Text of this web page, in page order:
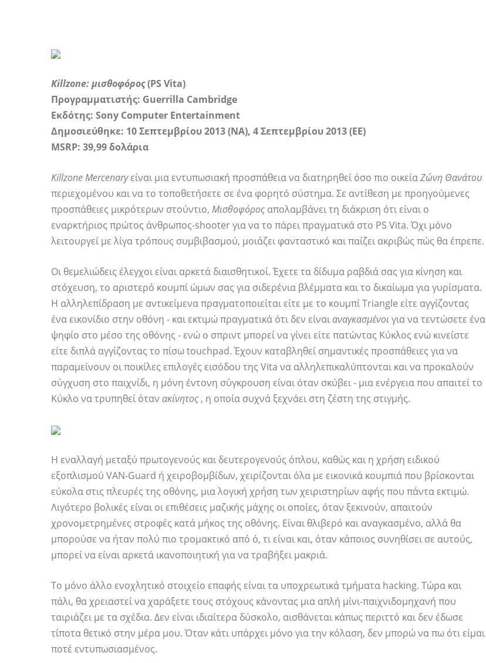
Killzone: μισθοφόρος(PS Vita)
Προγραμματιστής: Guerrilla Cambridge
Εκδότης: Sony Computer Entertainment
Δημοσιεύθηκε: 10 Σεπτεμβρίου 2013 (NA), 4 Σεπτεμβρίου 2013 (ΕΕ)
MSRP: 39,99 δολάρια
Killzone Mercenaryείναι μια εντυπωσιακή προσπάθεια να διατηρηθεί όσο πιο οικείαΖώνη Θανάτου
περιεχομένου και να το τοποθετήσετε σε ένα φορητό σύστημα. Σε αντίθεση με προηγούμενες
προσπάθειες μικρότερων στούντιο, Μισθοφόρος απολαμβάνει τη διάκριση ότι είναι ο
εναρκτήριος πρώτος άνθρωπος-shooter για να το πάρει πραγματικά στο PS Vita. Όχι μόνο
λειτουργεί με λίγα τρόπους συμβιβασμού, μοιάζει φανταστικό και παίζει ακριβώς πώς θα έπρεπε.
Οι θεμελιώδεις έλεγχοι είναι αρκετά διαισθητικοί. Έχετε τα δίδυμα ραβδιά σας για κίνηση και
στόχευση, το αριστερό κουμπί ώμων σας για σιδερένια βλέμματα και το δικαίωμα για γυρίσματα.
Η αλληλεπίδραση με αντικείμενα πραγματοποιείται είτε με το κουμπί Triangle είτε αγγίζοντας
ένα εικονίδιο στην οθόνη - και εκτιμώ πραγματικά ότι δεν είναιαναγκασμένοι για να τεντώσετε ένα
ψηφίο στο μέσο της οθόνης - ενώ ο σπριντ μπορεί να γίνει είτε πατώντας Κύκλος ενώ κινείστε
είτε διπλά αγγίζοντας το πίσω touchpad. Έχουν καταβληθεί σημαντικές προσπάθειες για να
παραμείνουν οι ποικίλες επιλογές εισόδου της Vita να αλληλεπικαλύπτονται και να προκαλούν
σύγχυση στο παιχνίδι, η μόνη έντονη σύγκρουση είναι όταν σκύβει - μια ενέργεια που απαιτεί το
Κύκλο να τρυπηθεί όταν ακίνητος , η οποία συχνά ξεχνάει στη ζέστη της στιγμής.
Η εναλλαγή μεταξύ πρωτογενούς και δευτερογενούς όπλου, καθώς και η χρήση ειδικού
εξοπλισμού VAN-Guard ή χειροβομβίδων, χειρίζονται όλα με εικονικά κουμπιά που βρίσκονται
εύκολα στις πλευρές της οθόνης, μια λογική χρήση των χειριστηρίων αφής που πάντα εκτιμώ.
Λιγότερο βολικές είναι οι επιθέσεις μαζικής μάχης οι οποίες, όταν ξεκινούν, απαιτούν
χρονομετρημένες στροφές κατά μήκος της οθόνης. Είναι θλιβερό και αναγκασμένο, αλλά θα
μπορούσε να ήταν πολύ πιο τρομακτικό από ό, τι είναι και, όταν κάποιος συνηθίσει σε αυτούς,
μπορεί να είναι αρκετά ικανοποιητική για να τραβήξει μακριά.
Το μόνο άλλο ενοχλητικό στοιχείο επαφής είναι τα υποχρεωτικά τμήματα hacking. Τώρα και
πάλι, θα χρειαστεί να χαράξετε τους στόχους κάνοντας μια απλή μίνι-παιχνιδομηχανή που
ταιριάζει με τα σχέδια. Δεν είναι ιδιαίτερα δύσκολο, αισθάνεται κάπως περιττό και δεν έδωσε
τίποτα θετικό στην μέρα μου. Όταν κάτι υπάρχει μόνο για την κόλαση, δεν μπορώ να πω ότι είμαι
ποτέ εντυπωσιασμένος.